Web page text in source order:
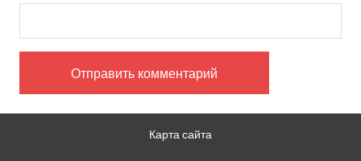
Карта сайта